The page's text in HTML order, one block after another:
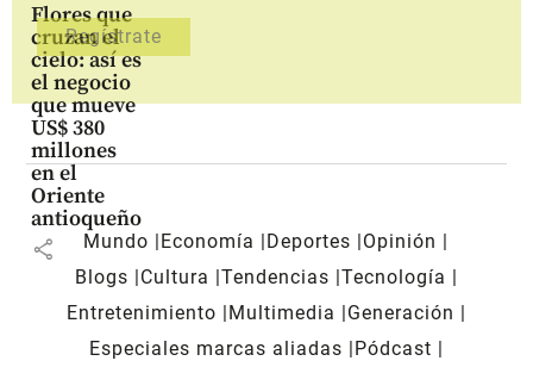
Flores que
cruzan el
cielo: así es
el negocio
que mueve
US$ 380
millones
en el
Oriente
antioqueño
share Mundo Economía Deportes
Opinión
Blogs
Cultura Tendencias Tecnología
Entretenimiento
Multimedia
Generación
Especiales marcas aliadas
Pódcast